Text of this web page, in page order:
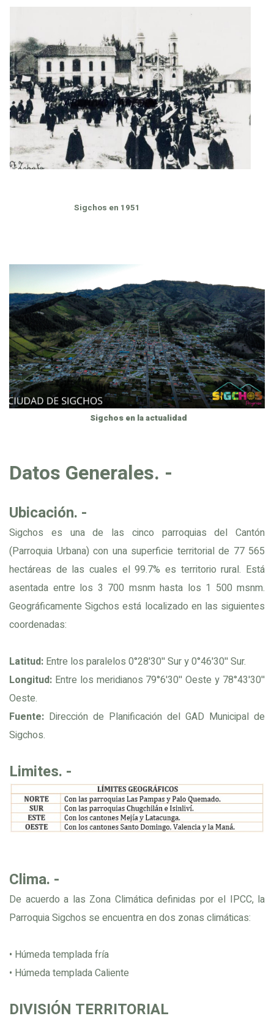
Sigchos en 1951
Sigchos en la actualidad
Datos Generales. -
Ubicación. -
Sigchos es una de las cinco parroquias del Cantón
(Parroquia Urbana) con una superficie territorial de 77 565
hectáreas de las cuales el 99.7% es territorio rural. Está
asentada entre los 3 700 msnm hasta los 1 500 msnm.
Geográficamente Sigchos está localizado en las siguientes
coordenadas:
Latitud: Entre los paralelos 0°28'30'' Sur y 0°46'30'' Sur.
Longitud: Entre los meridianos 79°6'30'' Oeste y 78°43'30''
Oeste.
Fuente: Dirección de Planificación del GAD Municipal de
Sigchos.
Limites. -
Clima. -
De acuerdo a las Zona Climática definidas por el IPCC, la
Parroquia Sigchos se encuentra en dos zonas climáticas:
• Húmeda templada fría
• Húmeda templada Caliente
DIVISIÓN TERRITORIAL